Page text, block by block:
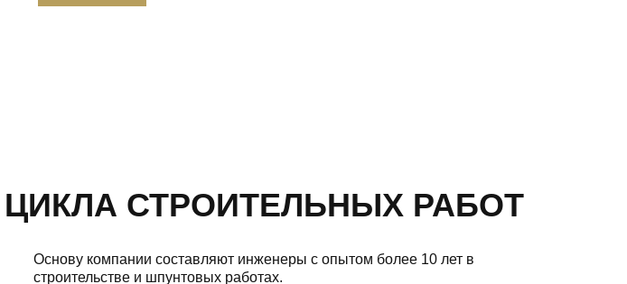
СТРОИТЕЛЬНЫХ РАБОТ
Основу компании составляют инженеры с опытом более 10 лет в
строительстве и шпунтовых работах.